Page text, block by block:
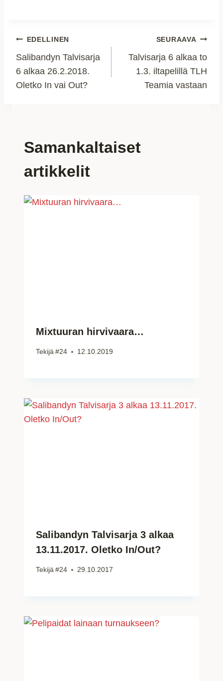
Artikkelien
selaus
EDELLINEN
Salibandyn Talvisarja
6 alkaa 26.2.2018.
Oletko In vai Out?
SEURAAVA
Talvisarja 6 alkaa to
1.3. iltapelillä TLH
Teamia vastaan
Samankaltaiset
artikkelit
Mixtuuran hirvivaara…
Tekijä #24 12.10.2019
Salibandyn Talvisarja 3 alkaa
13.11.2017. Oletko In/Out?
Tekijä #24 29.10.2017